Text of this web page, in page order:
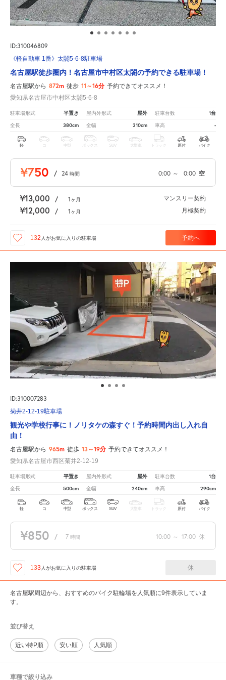
ID:310046809
《軽自動車 1番》太閤5-6-8駐車場
名古屋駅徒歩圏内！名古屋市中村区太閤の予約できる駐車場！
名古屋駅から 872m 徒歩 11～16分 予約できてオススメ！
愛知県名古屋市中村区太閤5-6-8
駐車場形式 平置き 屋内外形式 屋外 駐車台数 1台
全長 380cm 全幅 210cm 車高 -
軽 中型 ボックス SUV 大型車 トラック 原付 バイク
¥750 / 24 時間 0:00 ～ 0:00 空
¥13,000 / 1ヶ月 マンスリー契約
¥12,000 / 1ヶ月 月極契約
132 人がお気に入りの駐車場 予約へ
ID:310007283
菊井2-12-19駐車場
観光や学校行事に！ノリタケの森すぐ！予約時間内出し入れ自
由！
名古屋駅から 965m 徒歩 13～19分 予約できてオススメ！
愛知県名古屋市西区菊井2-12-19
駐車場形式 平置き 屋内外形式 屋外 駐車台数 1台
全長 500cm 全幅 240cm 車高 290cm
軽 コ 中型 ボックス SUV 大型車 トラック 原付 バイク
¥850 / 7 時間 10:00 ～ 17:00 休
133 人がお気に入りの駐車場 休
名古屋駅周辺から、おすすめのバイク駐輪場を人気順に9件表示していま
す。
並び替え
近い特P順 安い順 人気順
車種で絞り込み